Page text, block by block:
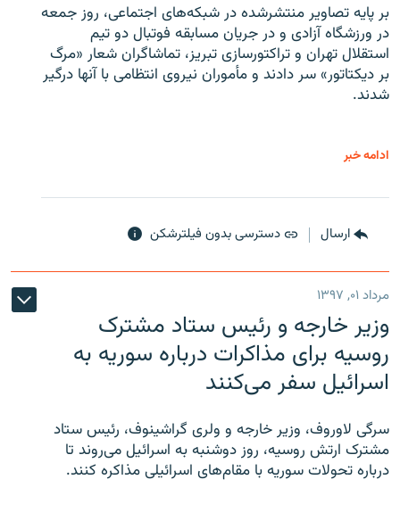
بر پایه تصاویر منتشرشده در شبکه‌های اجتماعی، روز جمعه
در ورزشگاه آزادی و در جریان مسابقه فوتبال دو تیم
استقلال تهران و تراکتورسازی تبریز، تماشاگران شعار «مرگ
بر دیکتاتور» سر دادند و مأموران نیروی انتظامی با آنها درگیر
شدند.
ادامه خبر
ارسال دسترسی بدون فیلترشکن
مرداد ۰۱, ۱۳۹۷
وزیر خارجه و رئیس‌ ستاد مشترک
روسیه برای مذاکرات درباره سوریه به
اسرائیل سفر می‌کنند
سرگی لاوروف، وزیر خارجه و ولری گراشینوف، رئیس ستاد
مشترک ارتش روسیه، روز دوشنبه به اسرائیل می‌روند تا
درباره تحولات سوریه با مقام‌های اسرائیلی مذاکره کنند.